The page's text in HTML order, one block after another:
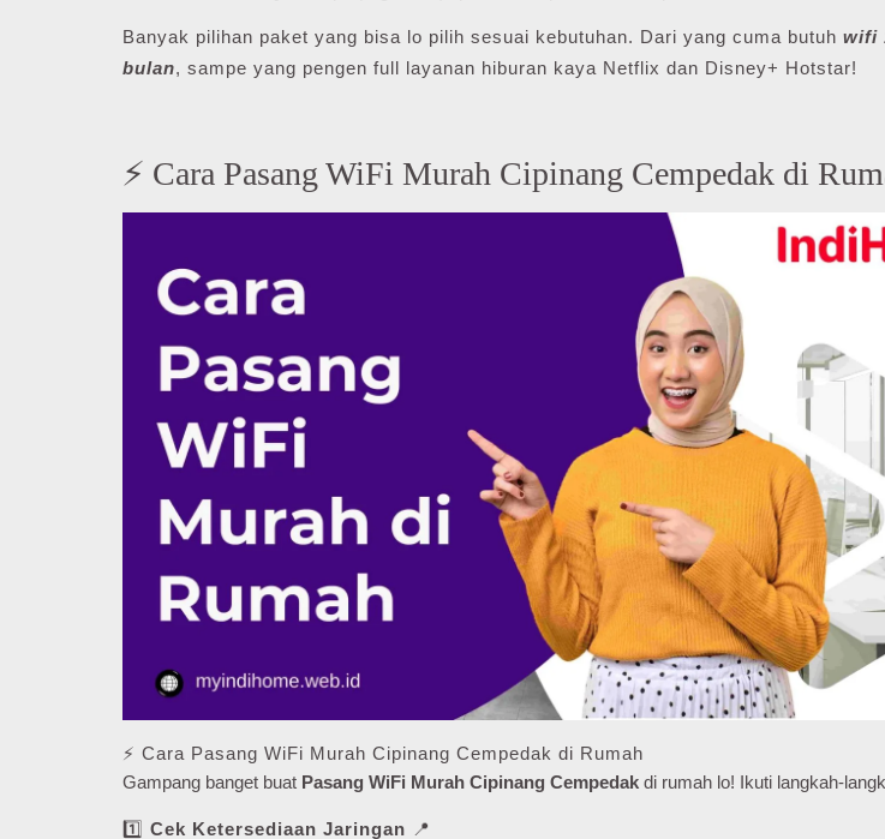
Banyak pilihan paket yang bisa lo pilih sesuai kebutuhan. Dari yang cuma butuh wifi
bulan, sampe yang pengen full layanan hiburan kaya Netflix dan Disney+ Hotstar!
⚡ Cara Pasang WiFi Murah Cipinang Cempedak di
⚡ Cara Pasang WiFi Murah Cipinang Cempedak di Rumah
Gampang banget buat Pasang WiFi Murah Cipinang Cempedak di rumah lo! Ikuti langkah-
1️⃣ Cek Ketersediaan Jaringan 📍